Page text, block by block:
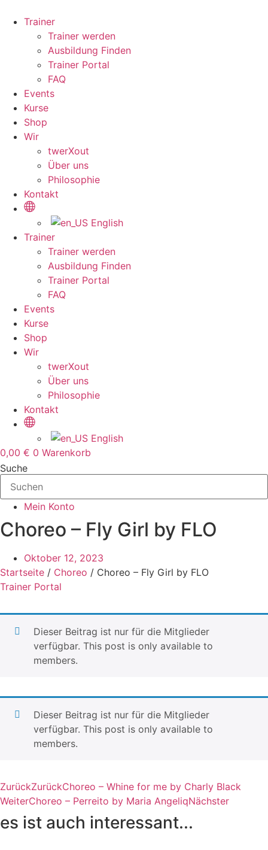
Inhalt
wechseln
Trainer
Trainer werden
Ausbildung Finden
Trainer Portal
FAQ
Events
Kurse
Shop
Wir
twerXout
Über uns
Philosophie
Kontakt
English
Trainer
Trainer werden
Ausbildung Finden
Trainer Portal
FAQ
Events
Kurse
Shop
Wir
twerXout
Über uns
Philosophie
Kontakt
English
0,00 € 0 Warenkorb
Suche
Mein Konto
Choreo – Fly Girl by FLO
Oktober 12, 2023
Startseite / Choreo / Choreo – Fly Girl by FLO
Trainer Portal
Dieser Beitrag ist nur für die Mitglieder
verfügbar. This post is only available to
members.
Dieser Beitrag ist nur für die Mitglieder
verfügbar. This post is only available to
members.
ZurückZurückChoreo – Whine for me by Charly Black
WeiterChoreo – Perreito by Maria AngeliqNächster
es ist auch interessant...